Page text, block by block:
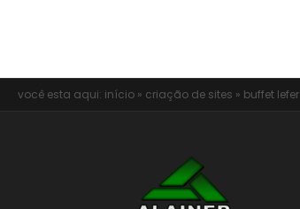
você esta aqui: início » criação de sites » buffet lefer